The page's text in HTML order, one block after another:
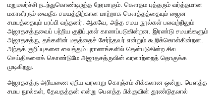
மறுமலர்ச்சி நடந்துகொண்டிருந்த நேரமாகும். கௌதம புத்தரும் வர்த்தமான
மகாவீரரும் வைதீக சமயத்திற்கான மாற்றாக பௌத்தத்தையும் ஜைன
சமயத்தையும் பரப்பி வந்தனர். ஆகவே, அந்த சமய நூல்கள் பலவற்றிலும்
அஜாதசத்ருவைப் பற்றிய குறிப்புகள் காணப்படுகின்றன. இரண்டு சமயங்களும்
அஜாதசத்ரு, தங்களின் மதத்தைச் சேர்ந்தவர் என்றும் கூறிக்கொள்கின்றன.
அந்தக் குறிப்புகளை வைத்தும் புராணங்களில் தென்படுகின்ற சில
செய்திகளைக் கொண்டுமே அஜாதசத்ருவின் வரலாற்றைத் தொகுக்க
முடிகிறது.
அஜாதசத்ரு அரியணை ஏறிய வரலாறு கொஞ்சம் சிக்கலான ஒன்று. பௌத்த
சமய நூல்கள், தேவதத்தன் என்று பௌத்த பிக்குவின் தூண்டுதலால்